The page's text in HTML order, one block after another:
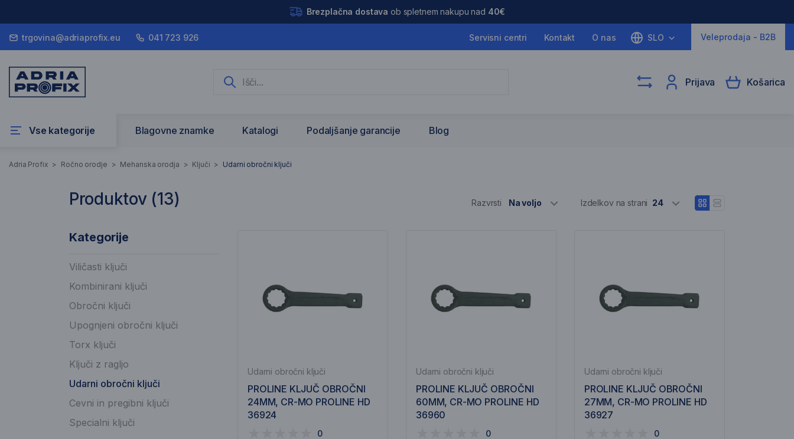
Brezplačna dostava ob spletnem nakupu nad 40€
trgovina@adriaprofix.eu 041 723 926 Servisni centri Kontakt O nas SLO Veleprodaja - B2B
Prijava Košarica
Vse kategorije Blagovne znamke Katalogi Podaljšanje garancije Blog
Udarni obročni ključi
Adria Profix > Ročno orodje > Mehanska orodja > Ključi > Udarni obročni ključi
Produktov (13)
13 Rezultati iskanja
Razvrsti Na voljo Izdelkov na strani 24 Izber različne
Odpri pogled blokov
Odpri vrstični
Kategorije
Viličasti ključi
Kombinirani ključi
Obročni ključi
Upognjeni obročni ključi
Torx ključi
Ključi z ragljo
Udarni obročni ključi
Cevni in pregibni ključi
Specialni ključi
Udarni obročni ključi
PROLINE KLJUČ OBROČNI
24MM, CR-MO PROLINE HD
36924
0
Udarni obročni ključi
PROLINE KLJUČ OBROČNI
60MM, CR-MO PROLINE HD
36960
0
Udarni obročni ključi
PROLINE KLJUČ OBROČNI
27MM, CR-MO PROLINE HD
36927
0